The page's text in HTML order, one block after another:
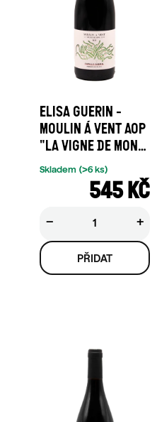
ELISA GUERIN -
MOULIN Á VENT AOP
"LA VIGNE DE MON
PÉRE" 2023
545 KČ
Skladem (>6 ks)
+
−